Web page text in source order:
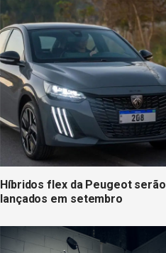
Híbridos flex da Peugeot serão
lançados em setembro